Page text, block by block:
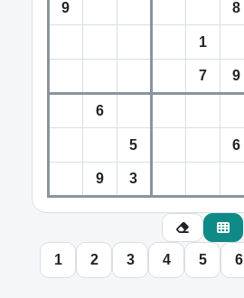
1 2 3 4 5 6